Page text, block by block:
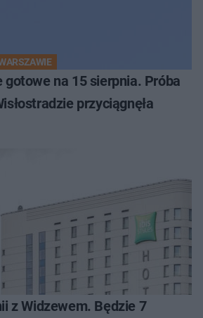
gotowe na 15 sierpnia. Próba
przyciągnęła
z Widzewem. Będzie 7